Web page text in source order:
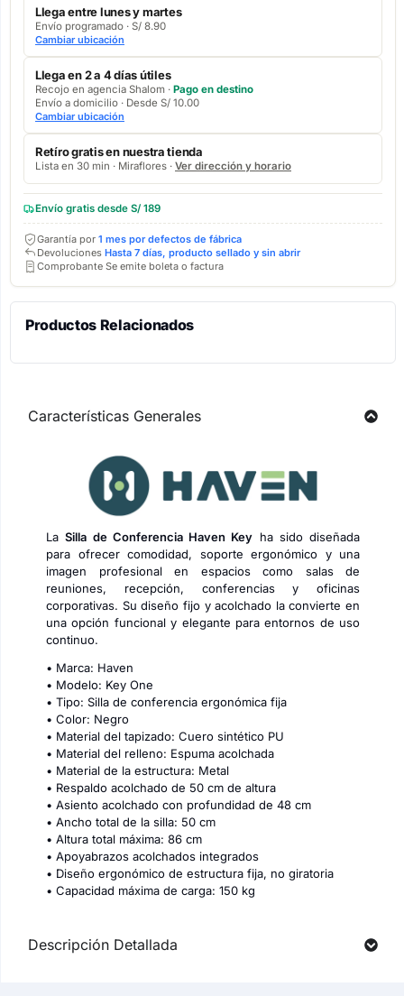
Llega entre lunes y martes
Envío programado · S/ 8.90
Cambiar ubicación
Llega en 2 a 4 días útiles
Recojo en agencia Shalom · Pago en destino
Envío a domicilio · Desde S/ 10.00
Cambiar ubicación
Retíro gratis en nuestra tienda
Lista en 30 min · Miraflores · Ver dirección y horario
Envío gratis desde S/ 189
Garantía por 1 mes por defectos de fábrica
Devoluciones Hasta 7 días, producto sellado y sin abrir
Comprobante Se emite boleta o factura
Productos Relacionados
Características Generales
LaSilla de Conferencia Haven Key ha sido diseñada
para ofrecer comodidad, soporte ergonómico y una
imagen profesional en espacios como salas de
reuniones, recepción, conferencias y oficinas
corporativas. Su diseño fijo y acolchado la convierte en
una opción funcional y elegante para entornos de uso
continuo.
• Marca: Haven
• Modelo: Key One
• Tipo: Silla de conferencia ergonómica fija
• Color: Negro
• Material del tapizado: Cuero sintético PU
• Material del relleno: Espuma acolchada
• Material de la estructura: Metal
• Respaldo acolchado de 50 cm de altura
• Asiento acolchado con profundidad de 48 cm
• Ancho total de la silla: 50 cm
• Altura total máxima: 86 cm
• Apoyabrazos acolchados integrados
• Diseño ergonómico de estructura fija, no giratoria
• Capacidad máxima de carga: 150 kg
Descripción Detallada